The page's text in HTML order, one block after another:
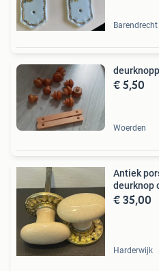
Barendrecht
€ 5,50
Woerden
Antiek
deurknop
€ 35,00
Harderwijk